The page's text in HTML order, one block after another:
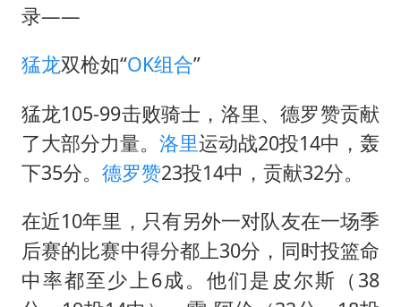
宝妈给四胞胎取名平安喜乐
构建更高水平的全民健身公共服务体系
暴雨预报为何有时感觉不准
录——
猛龙双枪如“OK组合”
猛龙105-99击败骑士，洛里、德罗赞贡献
了大部分力量。 洛里运动战20投14中，轰
下35分。 德罗赞23投14中，贡献32分。
在近10年里，只有另外一对队友在一场季
后赛的比赛中得分都上30分，同时投篮命
中率都至少上6成。他们是皮尔斯（38